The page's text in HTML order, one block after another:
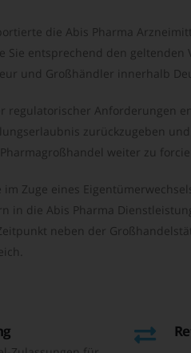
die Abis Pharma
Sie entsprechend den geltenden
und Großhändler innerhalb
regulatorischer Anforderungen
zurückzugeben
weiter zu
Zuge eines
in die Abis Pharma
neben der